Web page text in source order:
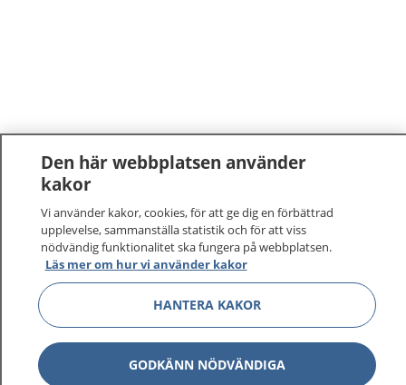
1177 –tryggt om din hälsa och vård
På 1177.se får du råd om hälsa och information om
sjukdomar och vilka mottagningar du kan kontakta.
Logga in för att läsa din journal och göra dina
vårdärenden. Ring telefonnummer 1177 för
sjukvårdsrådgivning dygnet runt.
1177 ger dig råd när du vill må bättre.
Den här webbplatsen använder
kakor
Vi använder kakor, cookies, för att ge dig en förbättrad
upplevelse, sammanställa statistik och för att viss
nödvändig funktionalitet ska fungera på webbplatsen.
Läs mer om hur vi använder kakor
HANTERA KAKOR
GODKÄNN NÖDVÄNDIGA